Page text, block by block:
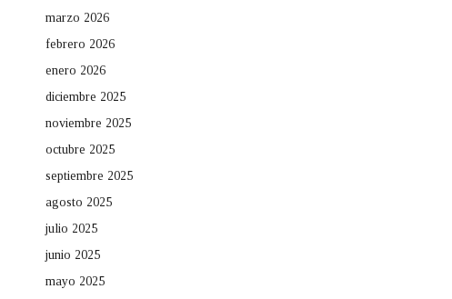
marzo 2026
febrero 2026
enero 2026
diciembre 2025
noviembre 2025
octubre 2025
septiembre 2025
agosto 2025
julio 2025
junio 2025
mayo 2025